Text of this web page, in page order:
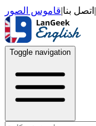
| اتصل بنا|قاموس الصور
Toggle navigation